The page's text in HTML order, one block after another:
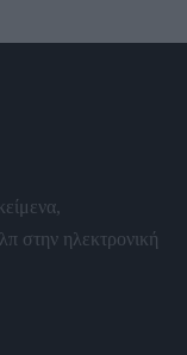
στην ηλεκτρονική